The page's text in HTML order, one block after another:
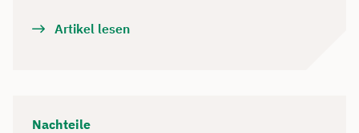
Artikel lesen
Nachteile